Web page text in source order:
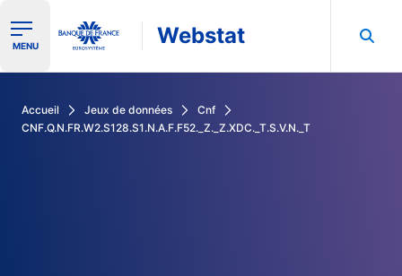
Ouvrir le menu de navigation
MENU Webstat
Accueil Jeux de données
Cnf
CNF.Q.N.FR.W2.S128.S1.N.A.F.F52._Z._Z.XDC._T.S.V.N._T